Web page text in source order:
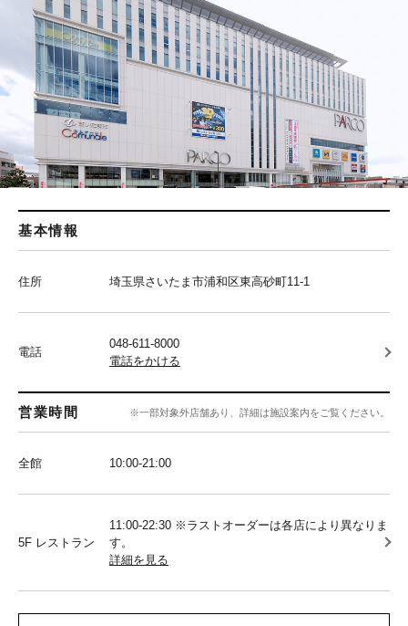
基本情報
住所 埼玉県さいたま市浦和区東高砂町11-1
電話
048-611-8000
電話をかける
営業時間 ※一部対象外店舗あり、詳細は施設案内をご覧ください。
全館 10:00‐21:00
5F レストラン
11:00-22:30 ※ラストオーダーは各店により異なりま
す。
詳細を見る